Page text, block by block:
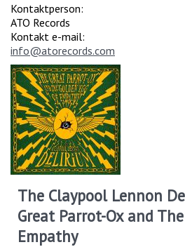
Kontaktperson:
ATO Records
Kontakt e-mail:
info@atorecords.com
The Claypool Lennon
Great Parrot-Ox and
Empathy